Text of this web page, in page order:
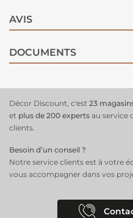
d’absorption des fonds (placo,
protection extrême Ripolin crée
AVIS
DOCUMENTS
Décor Discount, c'est 23
et plus de 200 experts au service
clients.
Besoin d’un conseil ?
Notre service clients est à votre
vous accompagner dans vos